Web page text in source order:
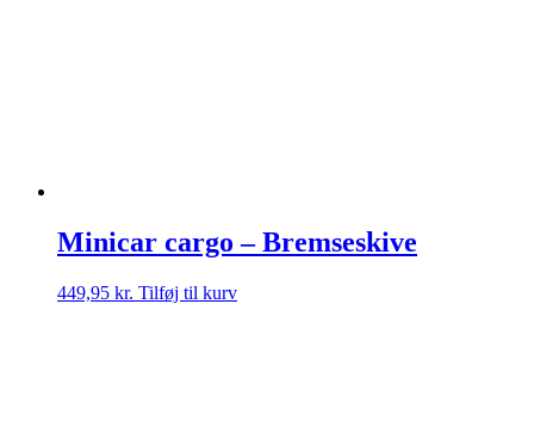
Minicar cargo – Bremseskive
449,95 kr. Tilføj til kurv